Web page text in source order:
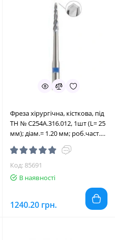
Фреза хірургічна, кісткова, під
ТН № C254A.316.012, 1шт (L= 25
мм); діам.= 1.20 мм; роб.част.=
6.0 мм (Edenta/Едента)
Код: 85691
В наявності
1240.20 грн.